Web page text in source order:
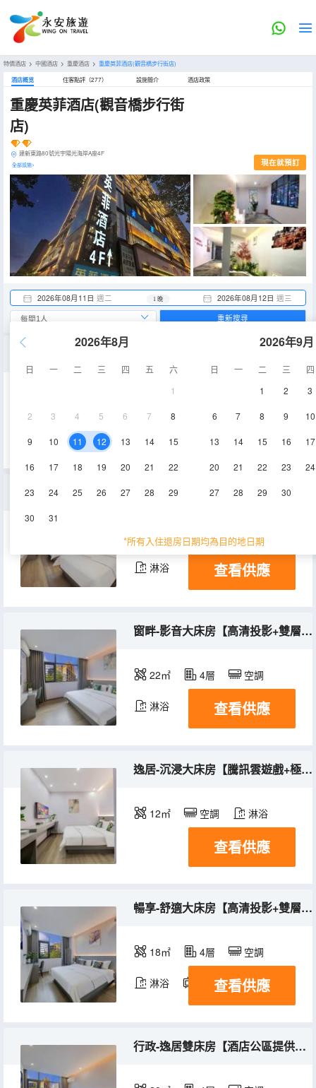
特價酒店 > 中國酒店 > 重慶酒店 > 重慶英菲酒店(觀音橋步行街店)
酒店概览 住客點評（277） 設施簡介 酒店政策
重慶英菲酒店(觀音橋步行街
店)
建新東路80號光宇陽光海岸A座4F
全部設施> 現在就預訂
2026年08月11日 週二 2026年08月12日 週三
1 晚
2026年8月
日 一 二 三 四 五
六
1
2 3 4 5 6 7 8
9 10 11 12 13 14 15
16 17 18 19 20 21 22
23 24 25 26 27 28 29
30 31
2026年9月
日 一 二 三
四
1
2 3
6 7 8 9 10
13 14 15 16 17
20 21 22 23 24
27 28 29 30
*所有入住退房日期均為目的地日期
重新搜尋
空調
38㎡ 4層 空調
淋浴 查看供應
窗畔-影音大床房【高清投影+雙層隔音玻璃】
22㎡ 4層 空調
淋浴 查看供應
逸居-沉浸大床房【騰訊雲遊戲+極光TV影視VIP】
12㎡ 空調 淋浴
查看供應
暢享-舒適大床房【高清投影+雙層隔音+一次性浴面巾】
18㎡ 4層 空調
淋浴 電視機
查看供應
行政-逸居雙床房【酒店公區提供洗衣機+羽絨被芯】